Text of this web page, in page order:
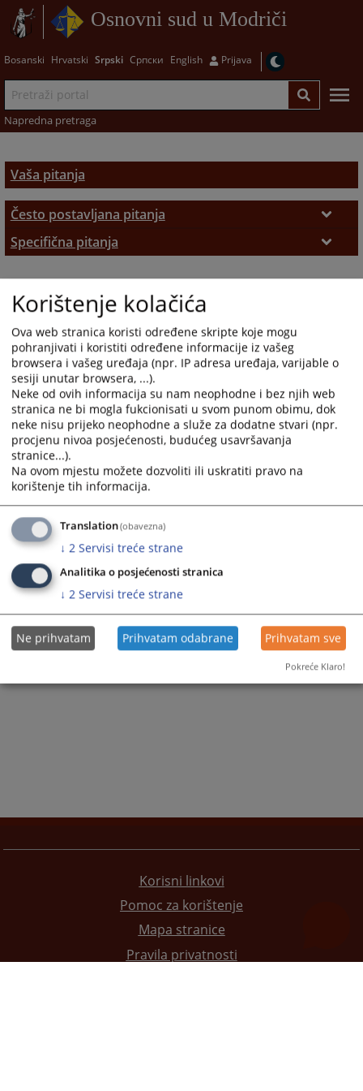
Osnovni sud u Modriči
Bosanski Hrvatski Srpski Српски English Prijava
Napredna pretraga
Vaša pitanja
Često postavljana pitanja
Često postavljana pitanja
Specifična pitanja
Korisni linkovi
Pomoc za korištenje
Mapa stranice
Pravila privatnosti
Korištenje kolačića
Ova web stranica koristi određene skripte koje mogu
pohranjivati i koristiti određene informacije iz vašeg
browsera i vašeg uređaja (npr. IP adresa uređaja, varijable o
sesiji unutar browsera, ...).
Neke od ovih informacija su nam neophodne i bez njih web
stranica ne bi mogla fukcionisati u svom punom obimu, dok
neke nisu prijeko neophodne a služe za dodatne stvari (npr.
procjenu nivoa posjećenosti, budućeg usavršavanja
stranice...).
Na ovom mjestu možete dozvoliti ili uskratiti pravo na
korištenje tih informacija.
Translation(obavezna)
↓ 2 Servisi treće strane
Analitika o posjećenosti stranica
↓ 2 Servisi treće strane
Ne prihvatam Prihvatam odabrane Prihvatam sve
Pokreće Klaro!